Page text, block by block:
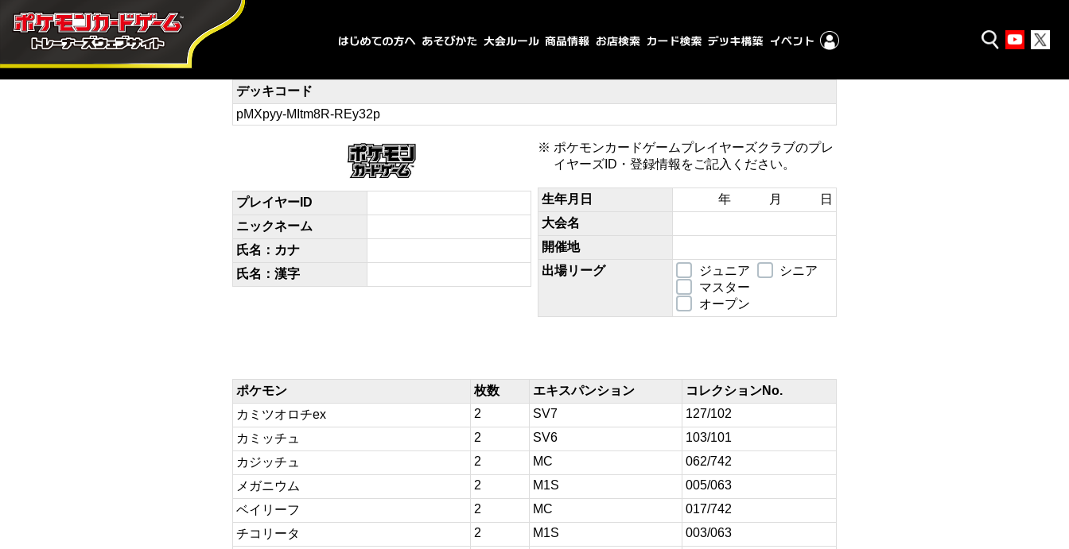
デッキコード
pMXpyy-MItm8R-REy32p
プレイヤーID
ニックネーム
氏名：カナ
氏名：漢字
ポケモンカードゲームプレイヤーズクラブのプレ
イヤーズID・登録情報をご記入ください。
生年月日
年 月 日
大会名
開催地
出場リーグ
ジュニア
シニア
マスター
オープン
ポケモン 枚数 エキスパンション
コレクションNo.
カミツオロチex
2 SV7
127/102
カミッチュ
2 SV6
103/101
カジッチュ
2 MC
062/742
メガニウム
2 M1S
005/063
ベイリーフ
2 MC
017/742
チコリータ
2 M1S
003/063